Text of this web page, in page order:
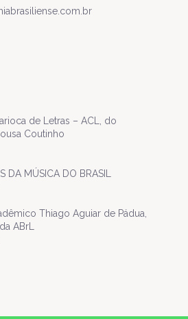
de Letras – ACL, do
Coutinho
DA MÚSICA DO BRASIL
Thiago Aguiar de Pádua,
ABrL